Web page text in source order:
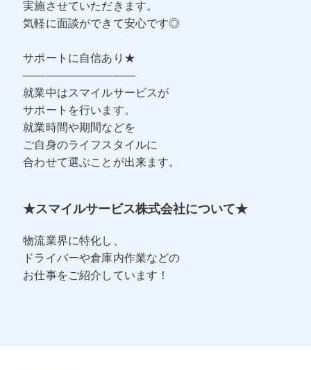
実施させていただきます。
気軽に面談ができて安心です◎
サポートに自信あり★
――――――――――
就業中はスマイルサービスが
サポートを行います。
就業時間や期間などを
ご自身のライフスタイルに
合わせて選ぶことが出来ます。
★スマイルサービス株式会社について★
物流業界に特化し、
ドライバーや倉庫内作業などの
お仕事をご紹介しています！